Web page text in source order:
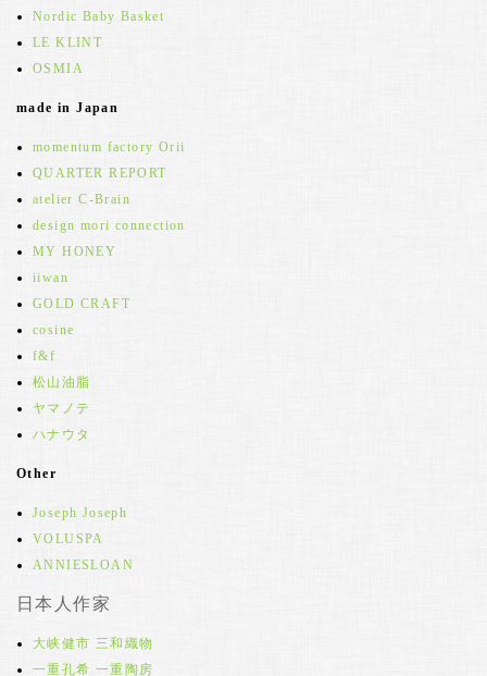
Nordic Baby Basket
LE KLINT
OSMIA
made in Japan
momentum factory Orii
QUARTER REPORT
atelier C-Brain
design mori connection
MY HONEY
iiwan
GOLD CRAFT
cosine
f&f
松山油脂
ヤマノテ
ハナウタ
Other
Joseph Joseph
VOLUSPA
ANNIESLOAN
日本人作家
大峡健市 三和織物
一重孔希 一重陶房